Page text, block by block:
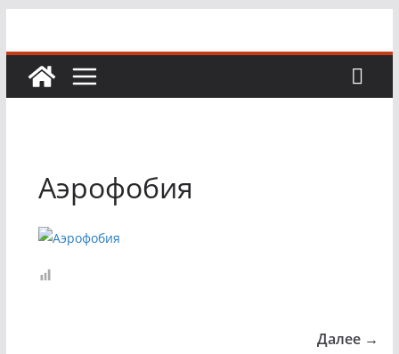
содержимому
Аэрофобия
Далее →